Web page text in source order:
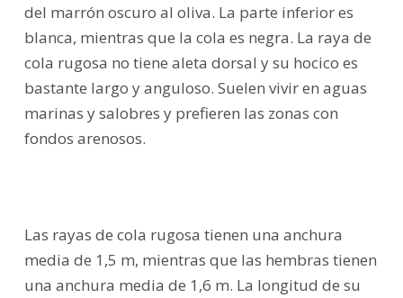
del marrón oscuro al oliva. La parte inferior es
blanca, mientras que la cola es negra. La raya de
cola rugosa no tiene aleta dorsal y su hocico es
bastante largo y anguloso. Suelen vivir en aguas
marinas y salobres y prefieren las zonas con
fondos arenosos.
Las rayas de cola rugosa tienen una anchura
media de 1,5 m, mientras que las hembras tienen
una anchura media de 1,6 m. La longitud de su